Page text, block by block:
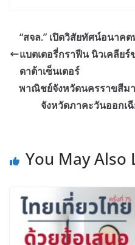
“สจล.” เปิดวิสัยทัศน์อนาค
แบตเตอรี่กราฟีน นิวเคลียร์
ดาต้าเซ็นเตอร์
พาณิชย์จังหวัดนครราขสีม
จังหวัดภาคะวันออกเฉี
You May Also